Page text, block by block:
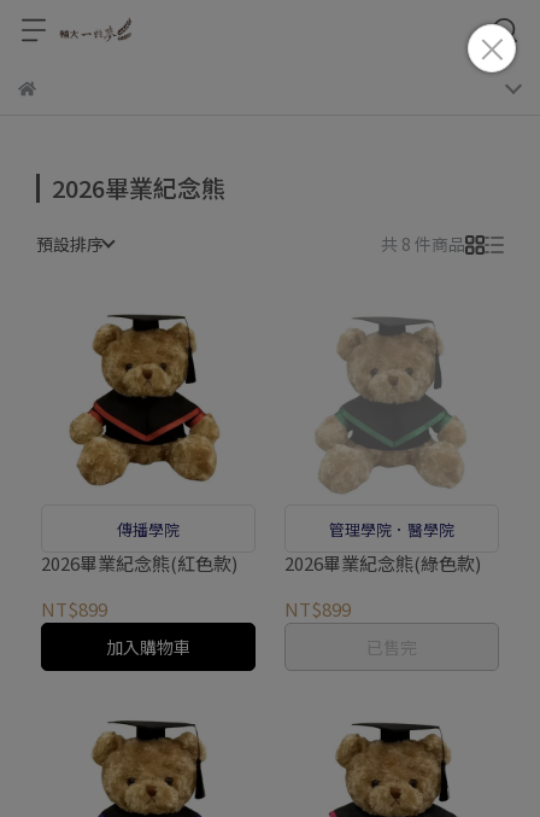
2026畢業紀念熊
預設排序 共 8 件商品
傳播學院
2026畢業紀念熊(紅色款)
NT$899
加入購物車
管理學院．醫學院
2026畢業紀念熊(綠色款)
NT$899
已售完